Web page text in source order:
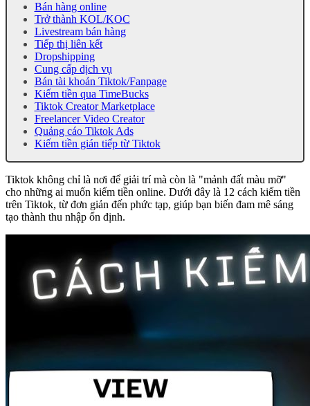
Bán hàng online
Trở thành KOL/KOC
Livestream bán hàng
Tiếp thị liên kết
Dropshipping
Cung cấp dịch vụ
Bán tài khoản Tiktok/Fanpage
Kiếm tiền qua TimeBucks
Tiktok Creator Marketplace
Freelancer Video Creator
Quảng cáo Tiktok Ads
Kiếm tiền gián tiếp từ Tiktok
Tiktok không chỉ là nơi để giải trí mà còn là "mảnh đất màu mỡ"
cho những ai muốn kiếm tiền online. Dưới đây là 12 cách kiếm tiền
trên Tiktok, từ đơn giản đến phức tạp, giúp bạn biến đam mê sáng
tạo thành thu nhập ổn định.